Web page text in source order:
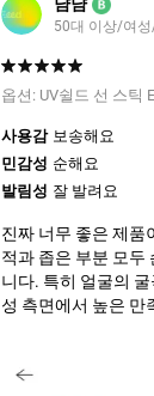
B
50대 이상/여
옵션: UV쉴드 선 스틱
사용감 보송해요
민감성 순해요
발림성 잘 발려요
진짜 너무 좋은 제품
적과 좁은 부분 모두
니다. 특히 얼굴의
성 측면에서 높은 만